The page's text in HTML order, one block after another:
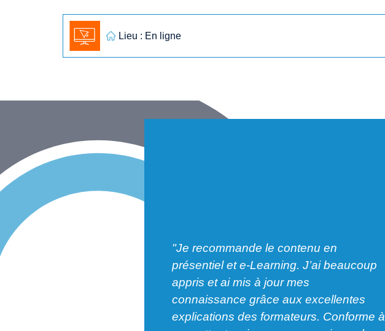
Lieu : En ligne
"Je recommande le contenu en
présentiel et e-Learning. J’ai beaucoup
appris et ai mis à jour mes
connaissance grâce aux excellentes
explications des formateurs. Conforme à